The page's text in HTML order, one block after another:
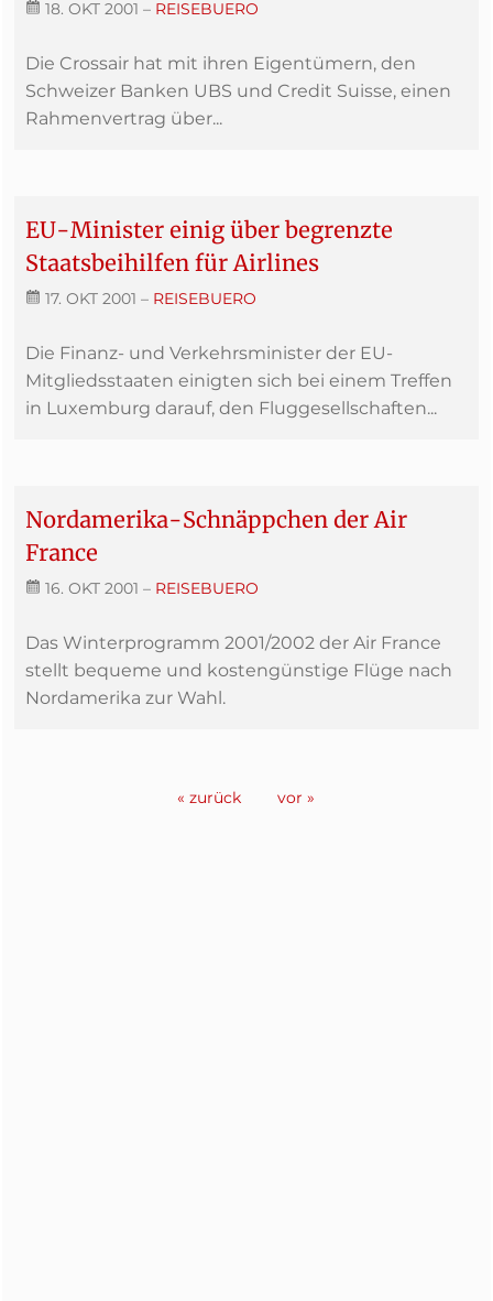
18. OKT 2001 – REISEBUERO
Die Crossair hat mit ihren Eigentümern, den
Schweizer Banken UBS und Credit Suisse, einen
Rahmenvertrag über...
EU-Minister einig über begrenzte
Staatsbeihilfen für Airlines
17. OKT 2001 – REISEBUERO
Die Finanz- und Verkehrsminister der EU-
Mitgliedsstaaten einigten sich bei einem Treffen
in Luxemburg darauf, den Fluggesellschaften...
Nordamerika-Schnäppchen der Air
France
16. OKT 2001 – REISEBUERO
Das Winterprogramm 2001/2002 der Air France
stellt bequeme und kostengünstige Flüge nach
Nordamerika zur Wahl.
« zurück vor »